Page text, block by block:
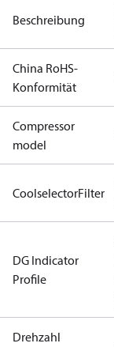
Beschreibung
China RoHS-
Konformität
Compressor
model
CoolselectorFilter
DG Indicator
Profile
Drehzahl